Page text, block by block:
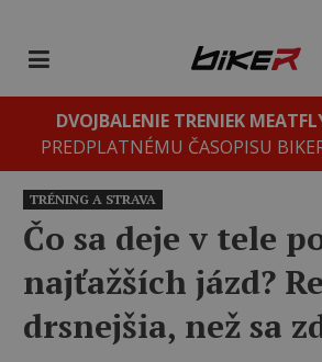
DVOJBALENIE TRENIEK
PREDPLATNÉMU ČASOPISU
TRÉNING A STRAVA
Čo sa deje v tele
najťažších jázd?
drsnejšia, než sa